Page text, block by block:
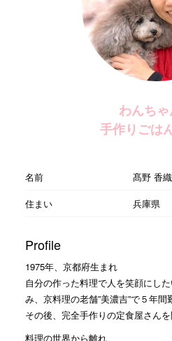
わんち
手作りごは
名前
髙野 香織
住まい
兵庫県
Profile
1975年、京都府生まれ
自分の作った料理で人を笑顔にし
み、京料理の老舗”美濃吉”で５年間
その後、完全手作りの定食屋さん
料理の世界から離れ